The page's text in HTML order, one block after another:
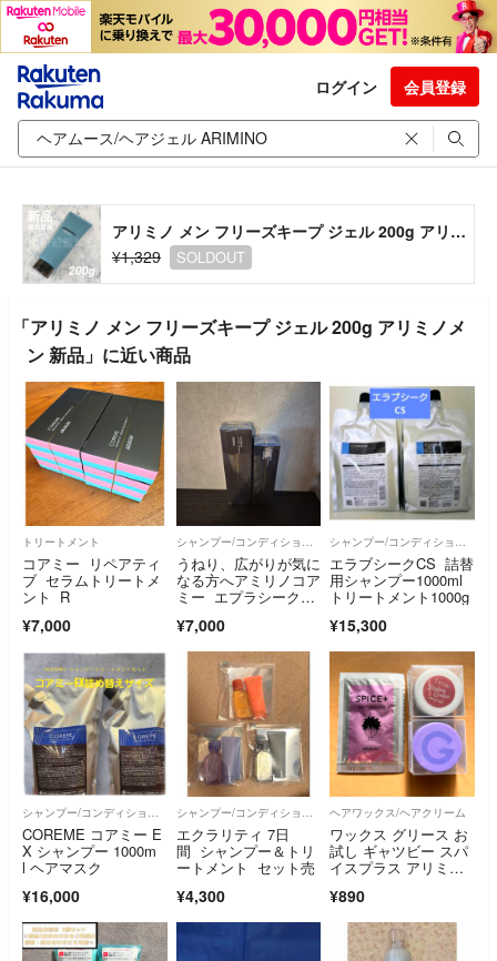
ログイン 会員登録
アリミノ メン フリーズキープ ジェル 200g アリミノメン 新品
¥1,329
SOLDOUT
「アリミノ メン フリーズキープ ジェル 200g アリミノメ
ン 新品」に近い商品
トリートメント
コアミー リペアティ
ブ セラムトリートメ
ント R
¥7,000
シャンプー/コンディショナーセット
うねり、広がりが気に
なる方へアミリノコア
ミー エプラシークシ
ートメント235g
¥7,000
シャンプー/コンディショナーセット
エラブシークCS 詰替
用シャンプー1000ml
トリートメント1000g
¥15,300
シャンプー/コンディショナーセット
COREME コアミー E
X シャンプー 1000m
l ヘアマスク
¥16,000
シャンプー/コンディショナーセット
エクラリティ 7日
間 シャンプー＆トリ
ートメント セット売
¥4,300
ヘアワックス/ヘアクリーム
ワックス グリース お
試し ギャツビー スパ
イスプラス アリミ
¥890